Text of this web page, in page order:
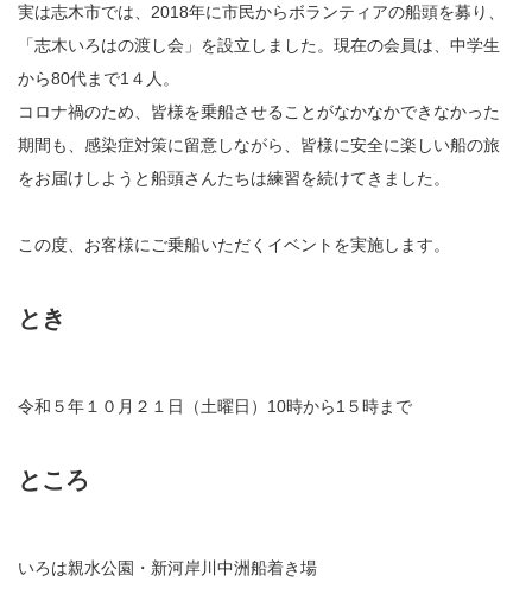
実は志木市では、2018年に市民からボランティアの船頭を募り、
「志木いろはの渡し会」を設立しました。現在の会員は、中学生
から80代まで1４人。
コロナ禍のため、皆様を乗船させることがなかなかできなかった
期間も、感染症対策に留意しながら、皆様に安全に楽しい船の旅
をお届けしようと船頭さんたちは練習を続けてきました。
この度、お客様にご乗船いただくイベントを実施します。
とき
令和５年１０月２１日（土曜日）10時から1５時まで
ところ
いろは親水公園・新河岸川中洲船着き場